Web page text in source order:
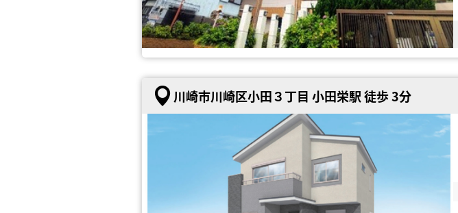
川崎市川崎区小田３丁目 小田栄駅 徒歩 3分